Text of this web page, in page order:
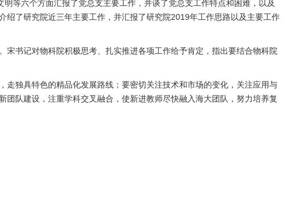
等六个方面汇报了党总支主要工作，并谈了党总支工作特点和困难，以及
了研究院近三年主要工作，并汇报了研究院2019年工作思路以及主要工作
书记对物科院积极思考、扎实推进各项工作给予肯定，指出要结合物科院
独具特色的精品化发展路线；要密切关注技术和市场的变化，关注应用与
队建设，注重学科交叉融合，使新进教师尽快融入海大团队，努力培养复